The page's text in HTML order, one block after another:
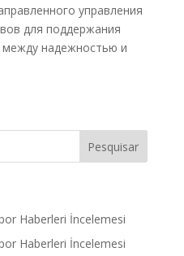
управления
для поддержания
между надежностью и
Haberleri İncelemesi
Haberleri İncelemesi